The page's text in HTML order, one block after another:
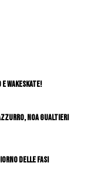
Wakeskate!
Noa Gualtieri
delle fasi